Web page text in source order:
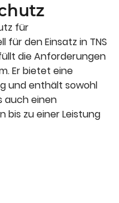
für
für den Einsatz in TNS
die Anforderungen
Er bietet eine
und enthält sowohl
auch einen
bis zu einer Leistung